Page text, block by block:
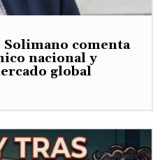
comenta
nacional y
global